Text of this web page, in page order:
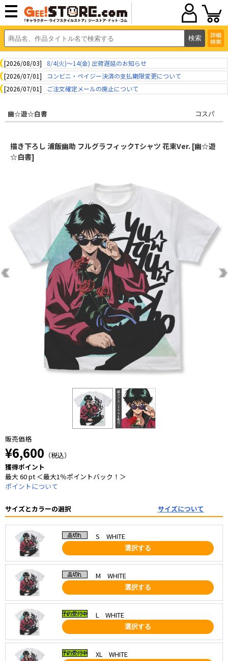
詳細
検索
[2026/08/03]
8/4(火)～14(金) 出荷遅延のお知らせ
[2026/07/01]
コンビニ・ペイジー決済の支払期限変更について
[2026/07/01]
ご注文確定メールの廃止について
幽☆遊☆白書 コスパ
描き下ろし 浦飯幽助 フルグラフィックTシャツ 花束Ver. [幽☆遊
☆白書]
販売価格
¥6,600 （税込）
獲得ポイント
最大 60 pt ＜最大1％ポイントバック！＞
ポイントについて
サイズとカラーの選択 サイズについて
S WHITE
選択する
M WHITE
選択する
L WHITE
選択する
XL WHITE